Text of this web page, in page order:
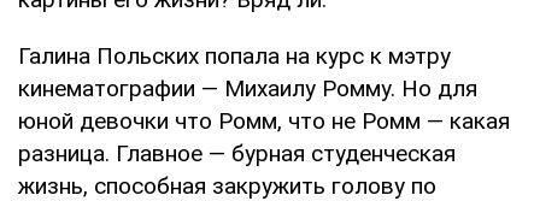
Галина Польских попала на курс к мэтру
кинематографии — Михаилу Ромму. Но для
юной девочки что Ромм, что не Ромм — какая
разница. Главное — бурная студенческая
жизнь, способная закружить голову по